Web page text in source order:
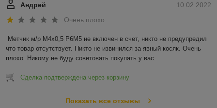
10.02.2022
Андрей
Очень плохо
Метчик м/р М4х0,5 Р6М5 не включен в счет, никто не предупредил
что товар отсутствует. Никто не извинился за явный косяк. Очень
плохо. Никому не буду советовать покупать у вас.
Сделка подтверждена через корзину
Показать все отзывы